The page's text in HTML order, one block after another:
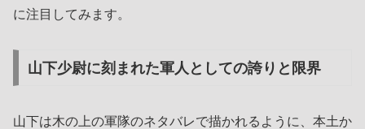
に注目してみます。
山下少尉に刻まれた軍人としての誇りと限界
山下は木の上の軍隊のネタバレで描かれるように、本土か